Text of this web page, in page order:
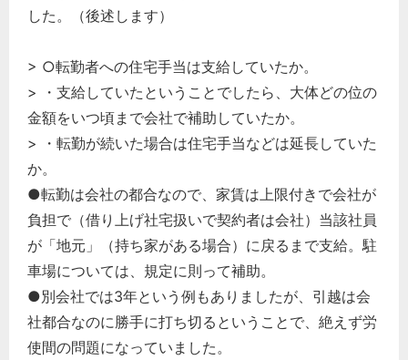
した。（後述します）
> ○転勤者への住宅手当は支給していたか。
> ・支給していたということでしたら、大体どの位の
金額をいつ頃まで会社で補助していたか。
> ・転勤が続いた場合は住宅手当などは延長していた
か。
●転勤は会社の都合なので、家賃は上限付きで会社が
負担で（借り上げ社宅扱いで契約者は会社）当該社員
が「地元」（持ち家がある場合）に戻るまで支給。駐
車場については、規定に則って補助。
●別会社では3年という例もありましたが、引越は会
社都合なのに勝手に打ち切るということで、絶えず労
使間の問題になっていました。